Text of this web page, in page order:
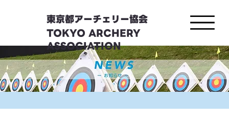
東京都アーチェリー協会
TOKYO ARCHERY
ASSOCIATION